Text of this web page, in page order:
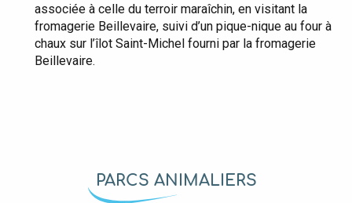
associée à celle du terroir maraîchin, en visitant la
fromagerie Beillevaire, suivi d’un pique-nique au four à
chaux sur l’îlot Saint-Michel fourni par la fromagerie
Beillevaire.
PARCS ANIMALIERS